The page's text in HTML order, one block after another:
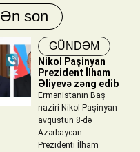
Ən son
GÜNDƏM
Nikol Paşinyan
Prezident İlham
Əliyevə zəng edib
Ermənistanın Baş
naziri Nikol Paşinyan
avqustun 8-də
Azərbaycan
Prezidenti İlham